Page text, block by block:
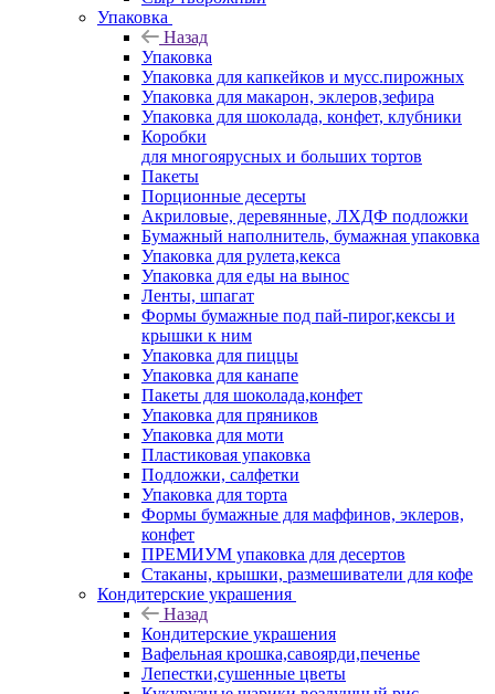
Упаковка
Назад
Упаковка
Упаковка для капкейков и мусс.пирожных
Упаковка для макарон, эклеров,зефира
Упаковка для шоколада, конфет, клубники
Коробки
для многоярусных и больших тортов
Пакеты
Порционные десерты
Акриловые, деревянные, ЛХДФ подложки
Бумажный наполнитель, бумажная упаковка
Упаковка для рулета,кекса
Упаковка для еды на вынос
Ленты, шпагат
Формы бумажные под пай-пирог,кексы и
крышки к ним
Упаковка для пиццы
Упаковка для канапе
Пакеты для шоколада,конфет
Упаковка для пряников
Упаковка для моти
Пластиковая упаковка
Подложки, салфетки
Упаковка для торта
Формы бумажные для маффинов, эклеров,
конфет
ПРЕМИУМ упаковка для десертов
Стаканы, крышки, размешиватели для кофе
Кондитерские украшения
Назад
Кондитерские украшения
Вафельная крошка,савоярди,печенье
Лепестки,сушенные цветы